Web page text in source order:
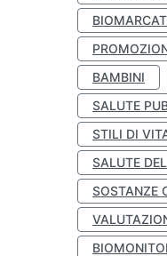
BAMBINI
SALUTE
STILI DI
SALUTE
SOSTANZE